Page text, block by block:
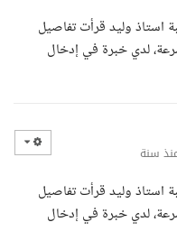
استاذ وليد قرأت تفاصيل
لدي خبرة في إدخال
سنة
استاذ وليد قرأت تفاصيل
لدي خبرة في إدخال